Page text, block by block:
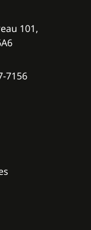
101,
7156